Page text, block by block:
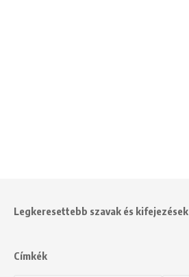
Legkeresettebb szavak és kifejezések
Címkék